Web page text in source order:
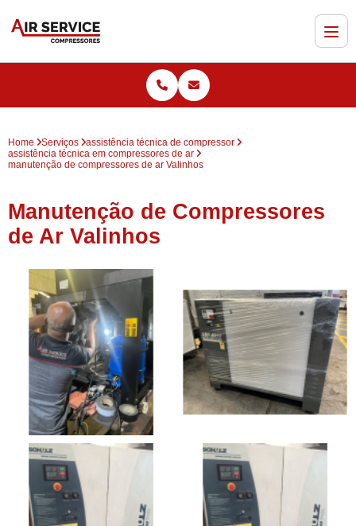
Home Serviços
assistência técnica de compressor
assistência técnica em compressores de ar
manutenção de compressores de ar Valinhos
Manutenção de Compressores
de Ar Valinhos